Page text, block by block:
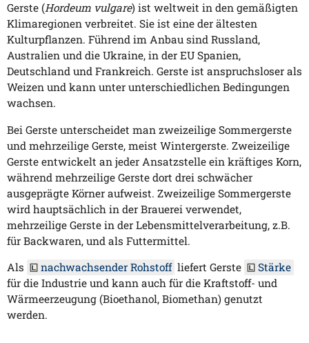
Gerste (Hordeum vulgare) ist weltweit in den gemäßigten
Klimaregionen verbreitet. Sie ist eine der ältesten
Kulturpflanzen. Führend im Anbau sind Russland,
Australien und die Ukraine, in der EU Spanien,
Deutschland und Frankreich. Gerste ist anspruchsloser als
Weizen und kann unter unterschiedlichen Bedingungen
wachsen.
Bei Gerste unterscheidet man zweizeilige Sommergerste
und mehrzeilige Gerste, meist Wintergerste. Zweizeilige
Gerste entwickelt an jeder Ansatzstelle ein kräftiges Korn,
während mehrzeilige Gerste dort drei schwächer
ausgeprägte Körner aufweist. Zweizeilige Sommergerste
wird hauptsächlich in der Brauerei verwendet,
mehrzeilige Gerste in der Lebensmittelverarbeitung, z.B.
für Backwaren, und als Futtermittel.
Als
nachwachsender Rohstoff liefert Gerste
Stärke
für die Industrie und kann auch für die Kraftstoff- und
Wärmeerzeugung (Bioethanol, Biomethan) genutzt
werden.